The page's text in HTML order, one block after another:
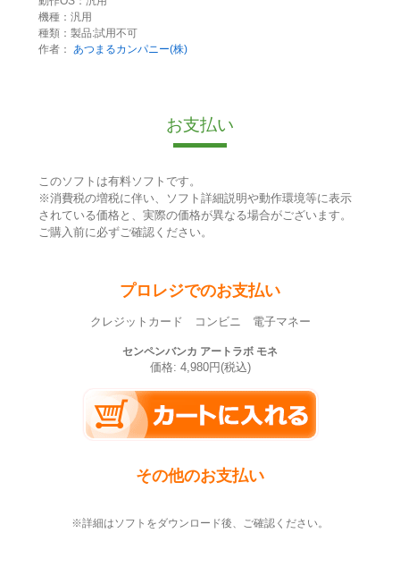
機種：汎用
種類：製品:試用不可
作者：
あつまるカンパニー(株)
お支払い
このソフトは有料ソフトです。
※消費税の増税に伴い、ソフト詳細説明や動作環境等に表示
されている価格と、実際の価格が異なる場合がございます。
ご購入前に必ずご確認ください。
プロレジでのお支払い
クレジットカード コンビニ 電子マネー
センペンバンカ アートラボ モネ
価格: 4,980円(税込)
その他のお支払い
※詳細はソフトをダウンロード後、ご確認ください。